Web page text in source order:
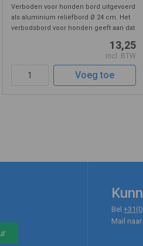
Verboden voor honden bord uitgevoerd
als aluminium reliëfbord Ø 24 cm. Het
verbodsbord voor honden geeft aan dat
zone achter het bord. Dit verbod geldt
13,25
incl. BTW
Voeg toe
Bel
Mail naar